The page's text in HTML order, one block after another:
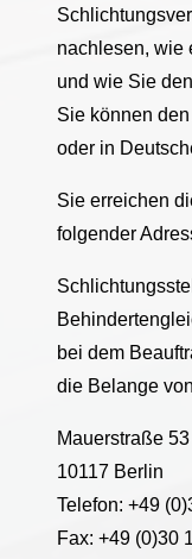
nachlesen, wie
und wie Sie den
Sie können
oder in
Sie erreichen
folgender
bei dem
die Belange
Mauerstraße 53
10117 Berlin
Telefon: +49
Fax: +49 (0)30